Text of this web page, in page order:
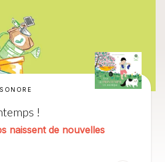
!
naissent de nouvelles